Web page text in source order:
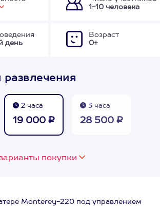
1-10 человека
день
Возраст
0+
2 часа
19 000 ₽
3 часа
28 500 ₽
покупки
Monterey-220 под управлением